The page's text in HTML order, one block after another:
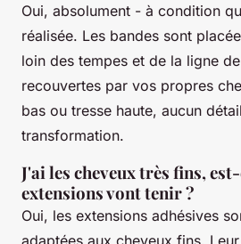
Oui, absolument - à condition
réalisée. Les bandes sont
loin des tempes et de la ligne
recouvertes par vos propres
bas ou tresse haute, aucun
transformation.
J'ai les cheveux très fins,
extensions vont tenir ?
Oui, les extensions adhésives
adaptées aux cheveux fins.